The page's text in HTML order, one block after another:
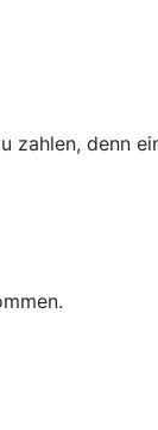
zahlen, denn